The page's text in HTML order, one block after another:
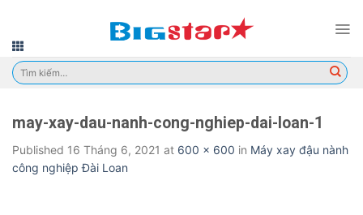
content
Tìm
kiếm:
may-xay-dau-nanh-cong-nghiep-dai-loan-1
Published 16 Tháng 6, 2021 at 600 × 600 in Máy xay đậu nành
công nghiệp Đài Loan